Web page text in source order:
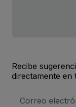
Recibe
directamente en
de